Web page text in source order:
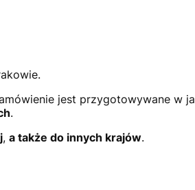
jest przygotowywane w
.
, a także do innych krajów.